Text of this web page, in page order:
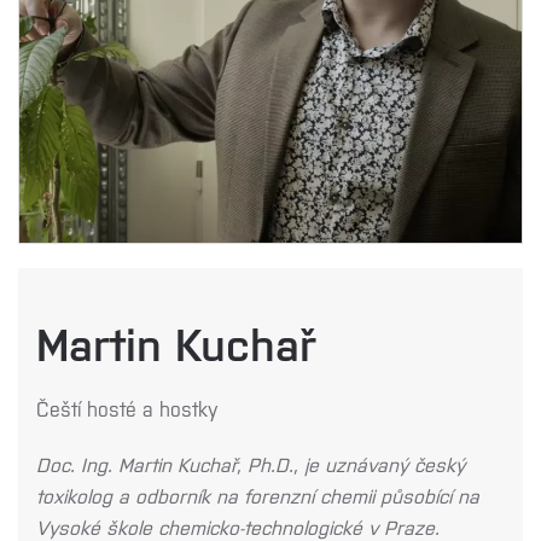
Martin Kuchař
Čeští hosté a hostky
Doc. Ing. Martin Kuchař, Ph.D., je uznávaný český
toxikolog a odborník na forenzní chemii působící na
Vysoké škole chemicko-technologické v Praze.